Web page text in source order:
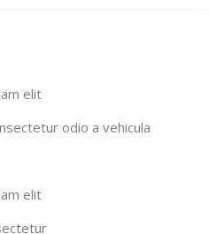
elit
odio a vehicula
elit